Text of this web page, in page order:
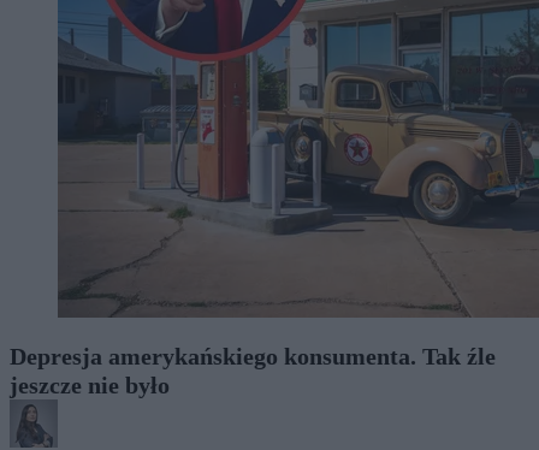
Depresja amerykańskiego konsumenta. Tak źle
jeszcze nie było